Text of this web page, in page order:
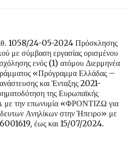
1058/24-05-2024 Πρόσκλησης
με σύμβαση εργασίας ορισμένου
ενός (1) ατόμου Διερμηνέα
«Πρόγραμμα Ελλάδας –
και Ένταξης 2021-
της Ευρωπαϊκής
την επωνυμία «ΦΡΟΝΤΙΖΩ για
Ανηλίκων στην Ήπειρο» με
έως και 15/07/2024.